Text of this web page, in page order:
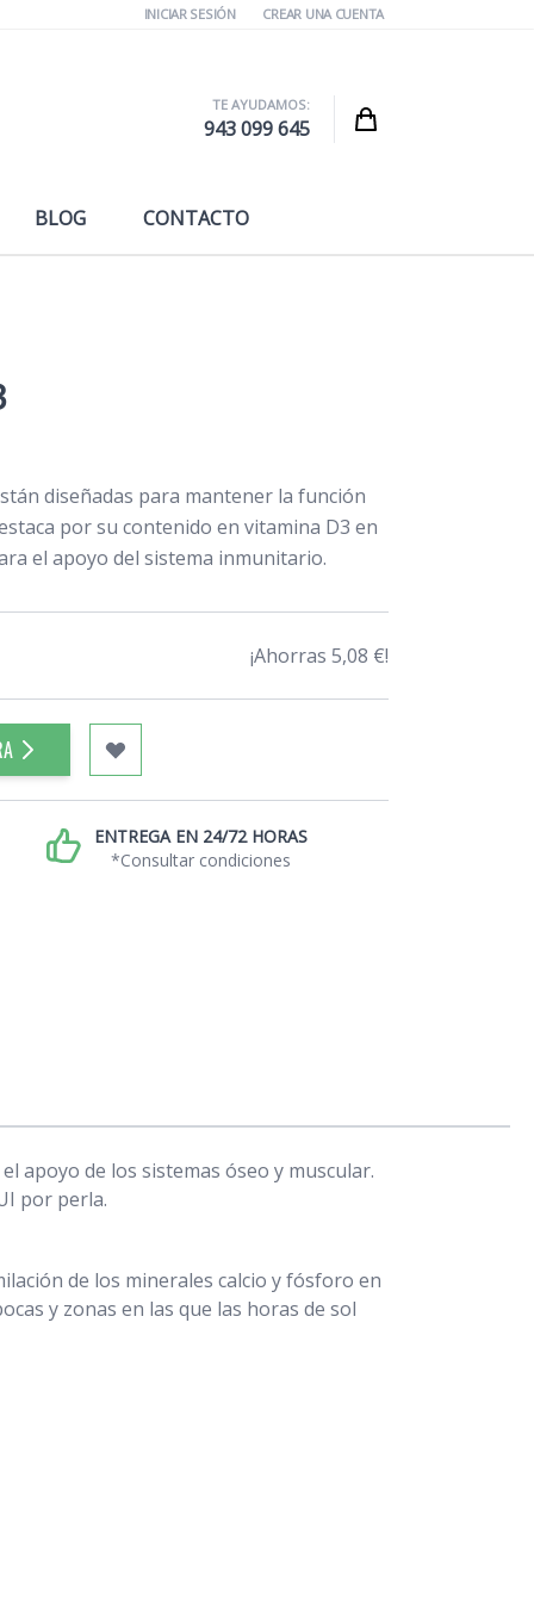
INICIAR SESIÓN CREAR UNA CUENTA
TE AYUDAMOS:
943 099 645 Cart
BLOG CONTACTO
diseñadas para mantener la función
por su contenido en vitamina D3 en
el apoyo del sistema inmunitario.
¡Ahorras 5,08 €!
ENTREGA EN 24/72 HORAS
*Consultar condiciones
apoyo de los sistemas óseo y muscular.
por perla.
de los minerales calcio y fósforo en
y zonas en las que las horas de sol